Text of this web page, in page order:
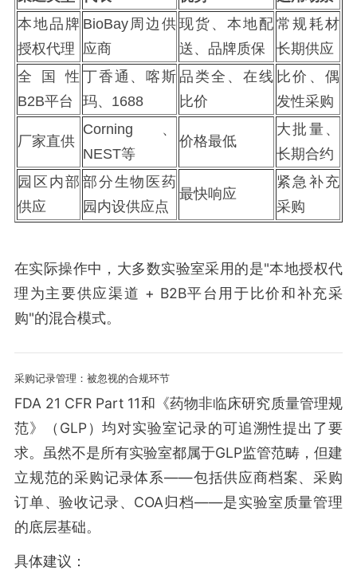
本地品牌
授权代理
BioBay周边供
应商
现货、本地配
送、品牌质保
常规耗材
长期供应
全国性
B2B平台
丁香通、喀斯
玛、1688
品类全、在线
比价
比价、偶
发性采购
厂家直供
Corning、
NEST等
价格最低
大批量、
长期合约
园区内部
供应
部分生物医药
园内设供应点
最快响应
紧急补充
采购
在实际操作中，大多数实验室采用的是"本地授权代
理为主要供应渠道 + B2B平台用于比价和补充采
购"的混合模式。
采购记录管理：被忽视的合规环节
FDA 21 CFR Part 11和《药物非临床研究质量管理规
范》（GLP）均对实验室记录的可追溯性提出了要
求。虽然不是所有实验室都属于GLP监管范畴，但建
立规范的采购记录体系——包括供应商档案、采购
订单、验收记录、COA归档——是实验室质量管理
的底层基础。
具体建议：